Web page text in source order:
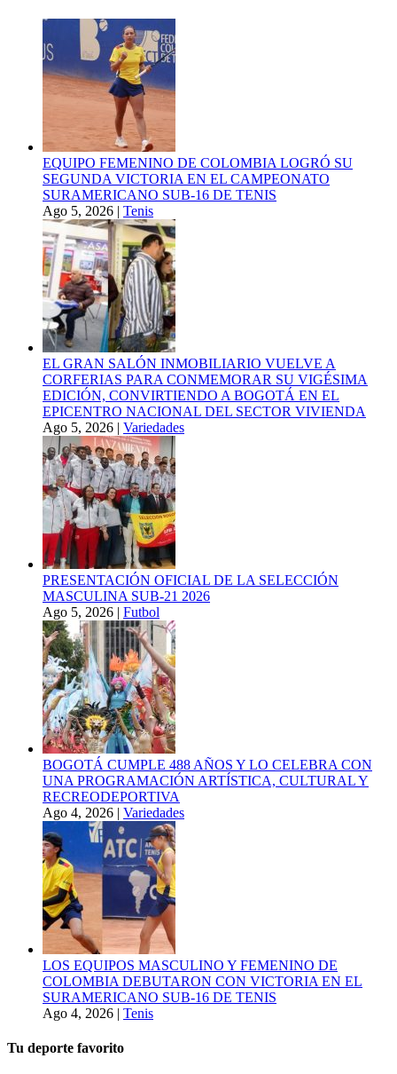
EQUIPO FEMENINO DE COLOMBIA LOGRÓ SU
SEGUNDA VICTORIA EN EL CAMPEONATO
SURAMERICANO SUB-16 DE TENIS
Ago 5, 2026 | Tenis
EL GRAN SALÓN INMOBILIARIO VUELVE A
CORFERIAS PARA CONMEMORAR SU VIGÉSIMA
EDICIÓN, CONVIRTIENDO A BOGOTÁ EN EL
EPICENTRO NACIONAL DEL SECTOR VIVIENDA
Ago 5, 2026 | Variedades
PRESENTACIÓN OFICIAL DE LA SELECCIÓN
MASCULINA SUB-21 2026
Ago 5, 2026 | Futbol
BOGOTÁ CUMPLE 488 AÑOS Y LO CELEBRA CON
UNA PROGRAMACIÓN ARTÍSTICA, CULTURAL Y
RECREODEPORTIVA
Ago 4, 2026 | Variedades
LOS EQUIPOS MASCULINO Y FEMENINO DE
COLOMBIA DEBUTARON CON VICTORIA EN EL
SURAMERICANO SUB-16 DE TENIS
Ago 4, 2026 | Tenis
Tu deporte favorito